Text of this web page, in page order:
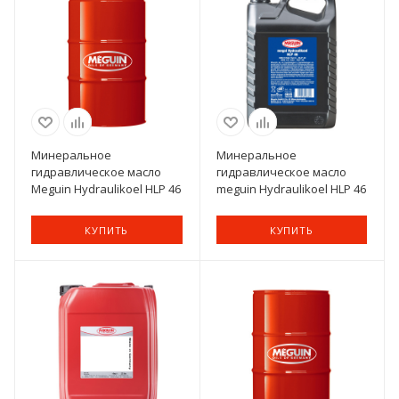
Минеральное
гидравлическое масло
Meguin Hydraulikoel HLP 46
КУПИТЬ
Минеральное
гидравлическое масло
meguin Hydraulikoel HLP 46
КУПИТЬ